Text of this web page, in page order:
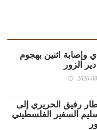
وإصابة اثنين بهجوم
الزور
2026-
رفيق الحريري إلى
السفير الفلسطيني